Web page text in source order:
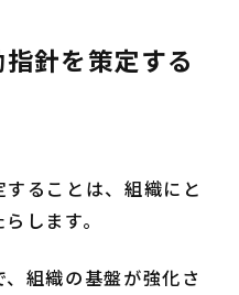
針を策定する
ることは、組織にと
します。
組織の基盤が強化さ